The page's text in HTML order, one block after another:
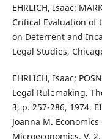
EHRLICH, Isaac;
Critical Evaluation of
on Deterrent and
Legal Studies,
EHRLICH, Isaac;
Legal Rulemaking.
3, p. 257-286, 1974.
Joanna M.
Microeconomics. V.